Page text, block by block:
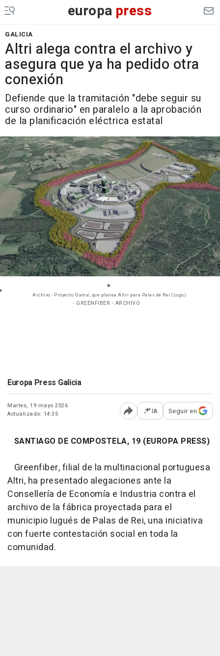
europa press
GALICIA
Altri alega contra el archivo y
asegura que ya ha pedido otra
conexión
Defiende que la tramitación "debe seguir su
curso ordinario" en paralelo a la aprobación
de la planificación eléctrica estatal
Archivo - Proyecto 'Gama', que planea Altri para Palas de Rei (Lugo).
- GREENFIBER - ARCHIVO
Europa Press Galicia
Martes, 19 mayo 2026
Actualizado: 14:35
Abrir opciones para
IA Seguir en
SANTIAGO DE COMPOSTELA, 19 (EUROPA PRESS)
Greenfiber, filial de la multinacional portuguesa
Altri, ha presentado alegaciones ante la
Consellería de Economía e Industria contra el
archivo de la fábrica proyectada para el
municipio lugués de Palas de Rei, una iniciativa
con fuerte contestación social en toda la
comunidad.